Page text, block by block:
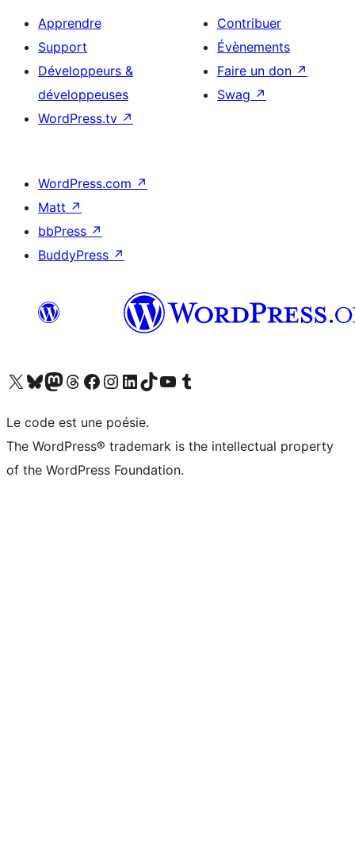
Apprendre
Support
Développeurs &
développeuses
WordPress.tv ↗
Contribuer
Évènements
Faire un don ↗
Swag ↗
WordPress.com ↗
Matt ↗
bbPress ↗
BuddyPress ↗
Visitez notre compte X (précédemment Twitter)
Visiter notre compte Bluesky
Visiter notre compte Mastodon
Visiter notre compte Threads
Consulter notre compte Facebook
Consulter notre compte Instagram
Consulter notre compte LinkedIn
Visiter notre compte TokTok
Visiter notre chaîne YouTube
Visiter notre compte Tumblr
Le code est une poésie.
The WordPress® trademark is the intellectual property
of the WordPress Foundation.